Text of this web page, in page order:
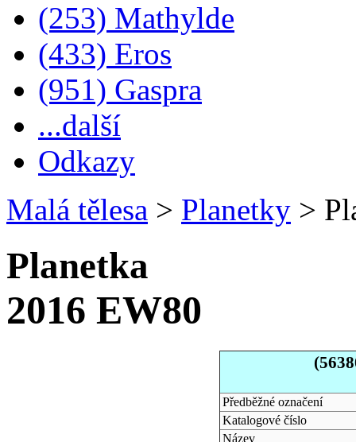
(253) Mathylde
(433) Eros
(951) Gaspra
...další
Odkazy
Malá tělesa > Planetky >
Planetka
2016 EW80
Předběžné označení
Katalogové číslo
Název